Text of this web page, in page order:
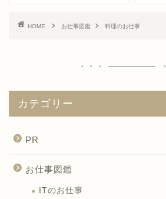
HOME お仕事図鑑 料理のお仕事
カテゴリー
PR
お仕事図鑑
ITのお仕事